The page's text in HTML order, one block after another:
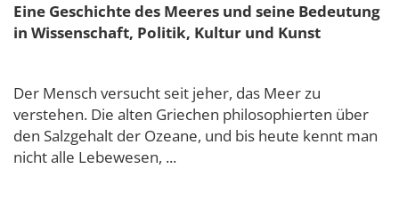
Eine Geschichte des Meeres und seine Bedeutung
in Wissenschaft, Politik, Kultur und Kunst
Der Mensch versucht seit jeher, das Meer zu
verstehen. Die alten Griechen philosophierten über
den Salzgehalt der Ozeane, und bis heute kennt man
nicht alle Lebewesen, ...